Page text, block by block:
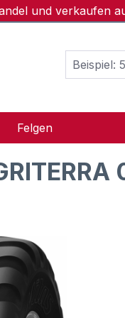
und verkaufen
Felgen